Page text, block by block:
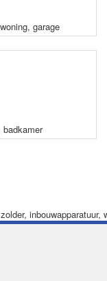
, garage
badkamer
zolder, inbouwapparatuur,